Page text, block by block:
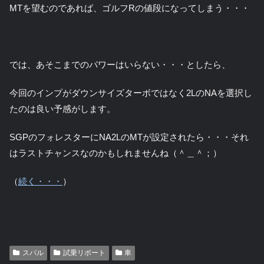
MTを望むのであれば、ゴルフRの値段になってしまう・・・
では、あそこまでのパワーはいらない・・・としたら、
今回のインプがダウンサイズターボではなく2LのNAを選択し
たのは良い予感がします。
SGPのフォレスターにNA2LのMTが設定されたら・・・それ
はラストチャンスなのかもしれませんね（＾＿＾；）
（続く・・・ ）
スバル 試乗リポート 車